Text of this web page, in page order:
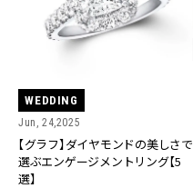
WEDDING
Jun, 24,2025
【グラフ】ダイヤモンドの美しさで
選ぶエンゲージメントリング【5
選】